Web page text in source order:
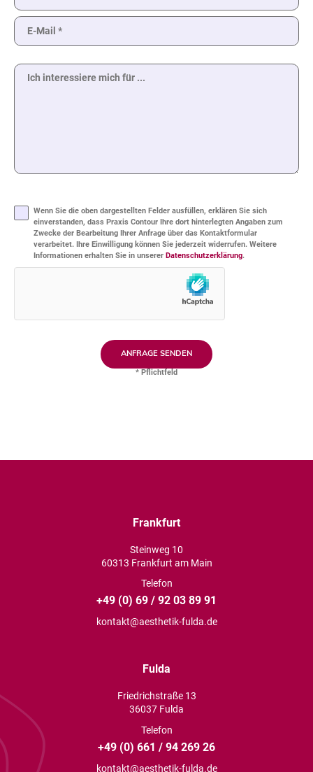
leer.
Wenn Sie die oben dargestellten Felder ausfüllen, erklären Sie sich
einverstanden, dass Praxis Contour Ihre dort hinterlegten Angaben zum
Zwecke der Bearbeitung Ihrer Anfrage über das Kontaktformular
verarbeitet. Ihre Einwilligung können Sie jederzeit widerrufen. Weitere
Informationen erhalten Sie in unserer Datenschutzerklärung.
* Pflichtfeld
Frankfurt
Steinweg 10
60313 Frankfurt am Main
Telefon
+49 (0) 69 / 92 03 89 91
kontakt@aesthetik-fulda.de
Fulda
Friedrichstraße 13
36037 Fulda
Telefon
+49 (0) 661 / 94 269 26
kontakt@aesthetik-fulda.de